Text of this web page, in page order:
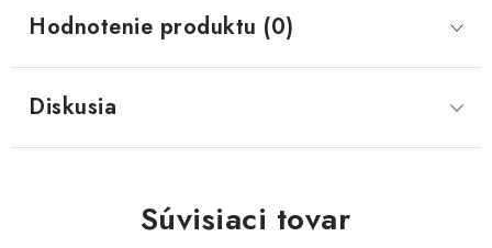
Hodnotenie produktu (0)
Diskusia
Súvisiaci tovar